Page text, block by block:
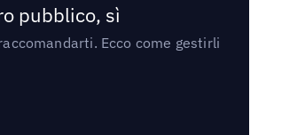
pubblico, sì
Ecco come gestirli